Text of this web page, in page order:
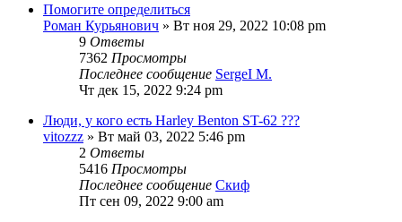
Помогите определиться
Роман Курьянович » Вт ноя 29, 2022 10:08 pm
9 Ответы
7362 Просмотры
Последнее сообщение SergeI M.
Чт дек 15, 2022 9:24 pm
Люди, у кого есть Harley Benton ST-62 ???
vitozzz » Вт май 03, 2022 5:46 pm
2 Ответы
5416 Просмотры
Последнее сообщение Скиф
Пт сен 09, 2022 9:00 am